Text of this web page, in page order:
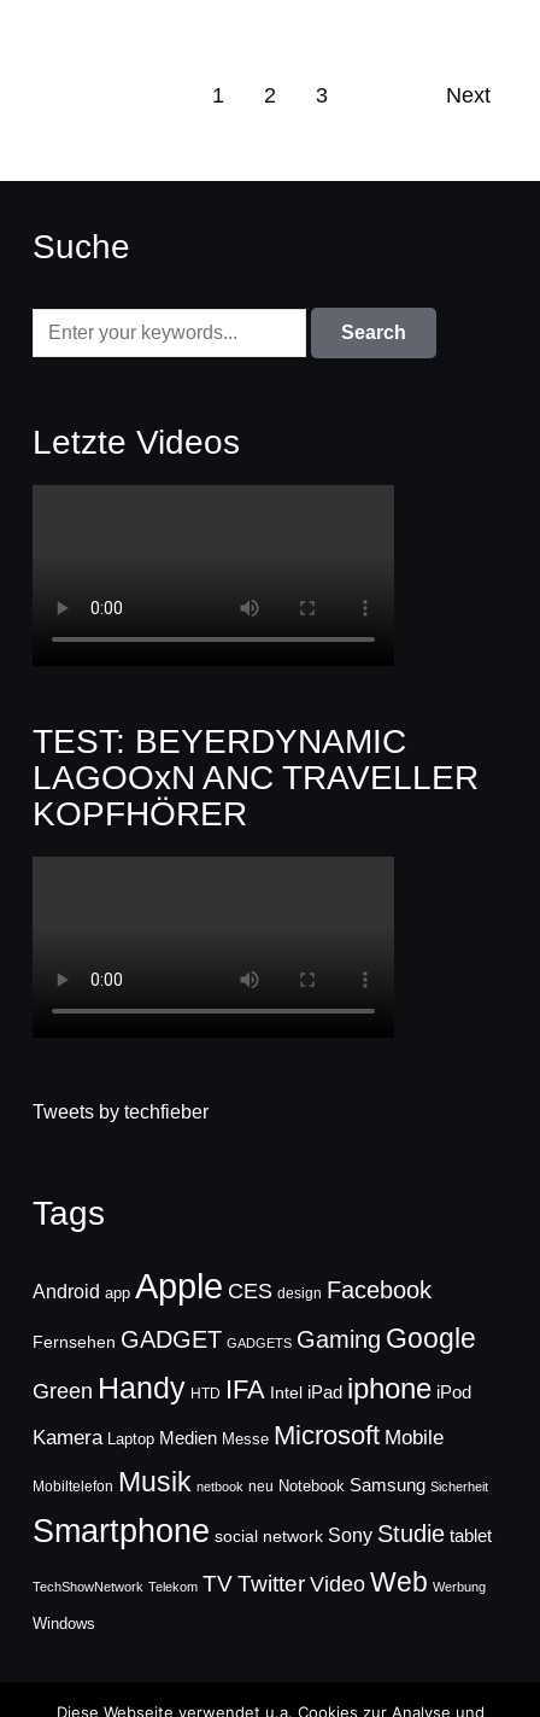
1 2 3 Next
Suche
Letzte Videos
TEST: BEYERDYNAMIC
LAGOOxN ANC TRAVELLER
KOPFHÖRER
Tweets by techfieber
Tags
Android app Apple CES design Facebook
Fernsehen GADGET GADGETS Gaming Google
Green Handy HTD IFA Intel iPad iphone iPod
Kamera Laptop Medien Messe Microsoft Mobile
Mobiltelefon Musik netbook neu Notebook Samsung Sicherheit
Smartphone social network Sony Studie tablet
TechShowNetwork Telekom TVTwitter Video Web Werbung
Windows
Diese Webseite verwendet u.a. Cookies zur Analyse und